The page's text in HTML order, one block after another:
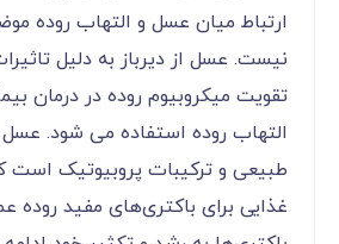
ارتباط میان عسل و التهاب روده
نیست. عسل از دیرباز به دلیل
تقویت میکروبیوم روده در درمان
التهاب روده استفاده می شود.
طبیعی و ترکیبات پرو‌بیوتیک است
غذایی برای باکتری‌های مفید روده